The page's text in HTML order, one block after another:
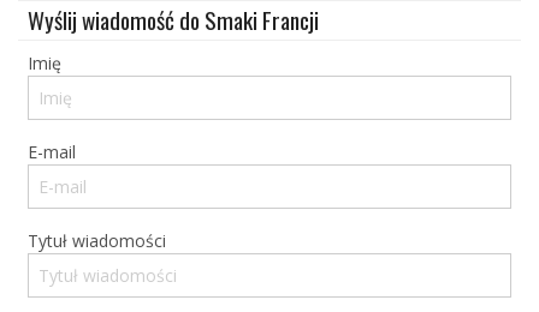
Wyślij wiadomość do Smaki Francji
Imię
E-mail
Tytuł wiadomości